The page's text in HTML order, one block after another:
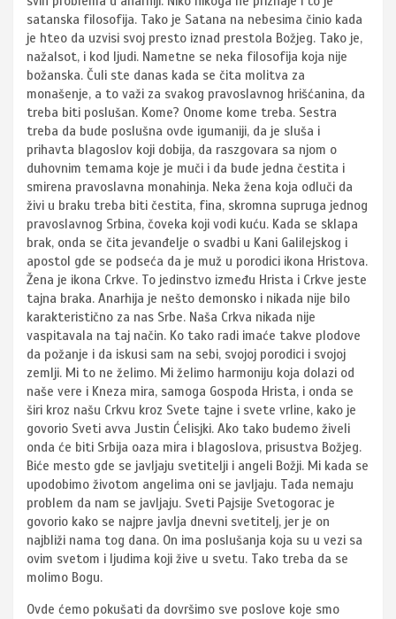
satanska filosofija. Tako je Satana na nebesima činio kada
je hteo da uzvisi svoj presto iznad prestola Božjeg. Tako je,
nažalsot, i kod ljudi. Nametne se neka filosofija koja nije
božanska. Čuli ste danas kada se čita molitva za
monašenje, a to važi za svakog pravoslavnog hrišćanina, da
treba biti poslušan. Kome? Onome kome treba. Sestra
treba da bude poslušna ovde igumaniji, da je sluša i
prihavta blagoslov koji dobija, da raszgovara sa njom o
duhovnim temama koje je muči i da bude jedna čestita i
smirena pravoslavna monahinja. Neka žena koja odluči da
živi u braku treba biti čestita, fina, skromna supruga jednog
pravoslavnog Srbina, čoveka koji vodi kuću. Kada se sklapa
brak, onda se čita jevanđelje o svadbi u Kani Galilejskog i
apostol gde se podseća da je muž u porodici ikona Hristova.
Žena je ikona Crkve. To jedinstvo između Hrista i Crkve jeste
tajna braka. Anarhija je nešto demonsko i nikada nije bilo
karakteristično za nas Srbe. Naša Crkva nikada nije
vaspitavala na taj način. Ko tako radi imaće takve plodove
da požanje i da iskusi sam na sebi, svojoj porodici i svojoj
zemlji. Mi to ne želimo. Mi želimo harmoniju koja dolazi od
naše vere i Kneza mira, samoga Gospoda Hrista, i onda se
širi kroz našu Crkvu kroz Svete tajne i svete vrline, kako je
govorio Sveti avva Justin Ćelisjki. Ako tako budemo živeli
onda će biti Srbija oaza mira i blagoslova, prisustva Božjeg.
Biće mesto gde se javljaju svetitelji i angeli Božji. Mi kada se
upodobimo životom angelima oni se javljaju. Tada nemaju
problem da nam se javljaju. Sveti Pajsije Svetogorac je
govorio kako se najpre javlja dnevni svetitelj, jer je on
najbliži nama tog dana. On ima poslušanja koja su u vezi sa
ovim svetom i ljudima koji žive u svetu. Tako treba da se
molimo Bogu.
Ovde ćemo pokušati da dovršimo sve poslove koje smo